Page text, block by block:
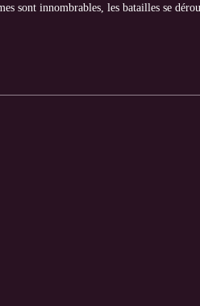
sont innombrables, les batailles se